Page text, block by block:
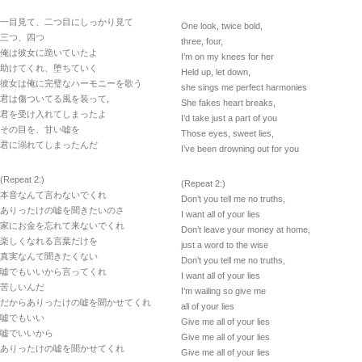
一目見て、二つ目にしっかり見て
三つ、四つ
俺は彼女に跪いていたよ
助けてくれ、堕ちていく
彼女は俺に完璧なハーモニーを歌う
君は傷ついてる風を装って,
君を受け入れてしまったよ
その目を、甘い嘘を
君に溺れてしまったんだ
(Repeat 2:)
本音なんて言わないでくれ
ありったけの嘘を聞きたいのさ
家にお金を忘れて来ないでくれ
楽しくなれる言葉だけを
真実なんて聞きたくない
嘘でもいいから言ってくれ
苦しいんだ
だからありったけの嘘を聞かせてくれ
嘘でもいい
嘘でいいから
ありったけの嘘を聞かせてくれ
One look, twice bold,
three, four,
I’m on my knees for her
Held up, let down,
she sings me perfect harmonies
She fakes heart breaks,
I’d take just a part of you
Those eyes, sweet lies,
I’ve been drowning out for you
(Repeat 2:)
Don’t you tell me no truths,
I want all of your lies
Don’t leave your money at home,
just a word to the wise
Don’t you tell me no truths,
I want all of your lies
I’m wailing so give me
all of your lies
Give me all of your lies
Give me all of your lies
Give me all of your lies